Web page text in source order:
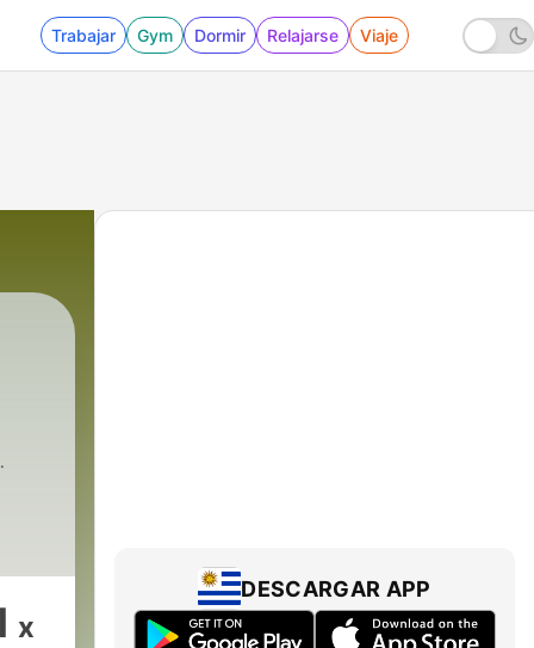
Trabajar Gym Dormir Relajarse Viaje
x
DESCARGAR APP